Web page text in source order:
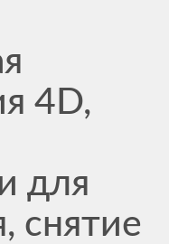
4D,
для
снятие